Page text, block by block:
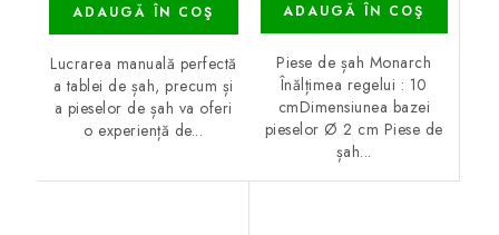
ADAUGĂ ÎN COŞ
Lucrarea manuală perfectă
a tablei de șah, precum și
a pieselor de șah va oferi
o experiență de...
ADAUGĂ ÎN COŞ
Piese de șah Monarch
Înălțimea regelui : 10
cmDimensiunea bazei
pieselor Ø 2 cm Piese de
șah...